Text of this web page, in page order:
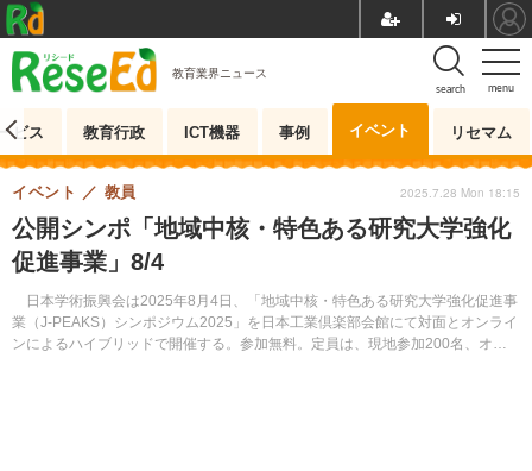
menu
search
教育業界ニュース
ビス 教育行政 ICT機器 事例 イベント リセマム
公開シンポ「地域中核・特色ある研究大学強化
促進事業」8/4
日本学術振興会は2025年8月4日、「地域中核・特色ある研究大学強化促進事
業（J-PEAKS）シンポジウム2025」を日本工業倶楽部会館にて対面とオンライ
ンによるハイブリッドで開催する。参加無料。定員は、現地参加200名、オン
イベント 教員 2025.7.28 Mon 18:15